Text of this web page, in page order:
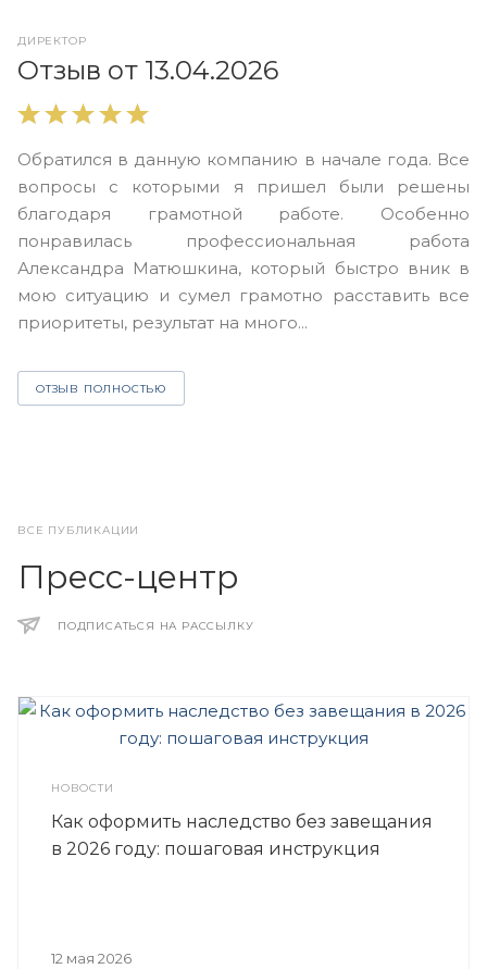
ДИРЕКТОР
Отзыв от 13.04.2026
Обратился в данную компанию в начале года. Все
вопросы с которыми я пришел были решены
благодаря грамотной работе. Особенно
понравилась профессиональная работа
Александра Матюшкина, который быстро вник в
мою ситуацию и сумел грамотно расставить все
приоритеты, результат на много...
ОТЗЫВ ПОЛНОСТЬЮ
ВСЕ ПУБЛИКАЦИИ
Пресс-центр
ПОДПИСАТЬСЯ НА РАССЫЛКУ
НОВОСТИ
Как оформить наследство без завещания
в 2026 году: пошаговая инструкция
12 мая 2026